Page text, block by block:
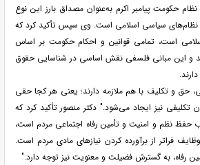
حکومت پیامبر اکرم به‌عنوان مصداق بارز این نوع
نظام‌های سیاسی اسلامی است. وی سپس تأکید کرد که
است، تمامی قوانین و احکام حکومت بر اساس
و این مبانی فلسفی نقش اساسی در شناسایی حقوق
حق و تکلیف با هم ملازمه دارند؛ یعنی هر کجا حقی
نیز ایجاد می‌شود." دکتر منصور تأکید کرد که
نظم و امنیت و تأمین رفاه اجتماعی مردم است،
فراتر از برآورده کردن نیازهای مادی مردم است.
رفاه، به گسترش فضیلت و معنویت نیز توجه دارد."